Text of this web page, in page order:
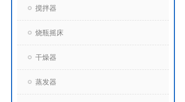
搅拌器
烧瓶摇床
干燥器
蒸发器